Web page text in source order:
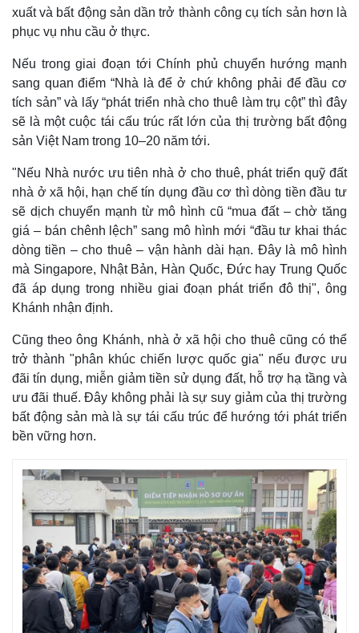
xuất và bất động sản dần trở thành công cụ tích sản hơn là
phục vụ nhu cầu ở thực.
Nếu trong giai đoạn tới Chính phủ chuyển hướng mạnh
sang quan điểm “Nhà là để ở chứ không phải để đầu cơ
tích sản” và lấy “phát triển nhà cho thuê làm trụ cột” thì đây
sẽ là một cuộc tái cấu trúc rất lớn của thị trường bất động
sản Việt Nam trong 10–20 năm tới.
"Nếu Nhà nước ưu tiên nhà ở cho thuê, phát triển quỹ đất
nhà ở xã hội, hạn chế tín dụng đầu cơ thì dòng tiền đầu tư
sẽ dịch chuyển mạnh từ mô hình cũ “mua đất – chờ tăng
giá – bán chênh lệch” sang mô hình mới “đầu tư khai thác
dòng tiền – cho thuê – vận hành dài hạn. Đây là mô hình
mà Singapore, Nhật Bản, Hàn Quốc, Đức hay Trung Quốc
đã áp dụng trong nhiều giai đoạn phát triển đô thị", ông
Khánh nhận định.
Cũng theo ông Khánh, nhà ở xã hội cho thuê cũng có thể
trở thành "phân khúc chiến lược quốc gia" nếu được ưu
đãi tín dụng, miễn giảm tiền sử dụng đất, hỗ trợ hạ tầng và
ưu đãi thuế. Đây không phải là sự suy giảm của thị trường
bất động sản mà là sự tái cấu trúc để hướng tới phát triển
bền vững hơn.